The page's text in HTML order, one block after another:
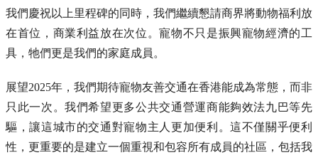
我們慶祝以上里程碑的同時，我們繼續懇請商界將動物福利放
在首位，商業利益放在次位。寵物不只是振興寵物經濟的工
具，牠們更是我們的家庭成員。
展望2025年，我們期待寵物友善交通在香港能成為常態，而非
只此一次。我們希望更多公共交通營運商能夠效法九巴等先
驅，讓這城市的交通對寵物主人更加便利。這不僅關乎便利
性，更重要的是建立一個重視和包容所有成員的社區，包括我